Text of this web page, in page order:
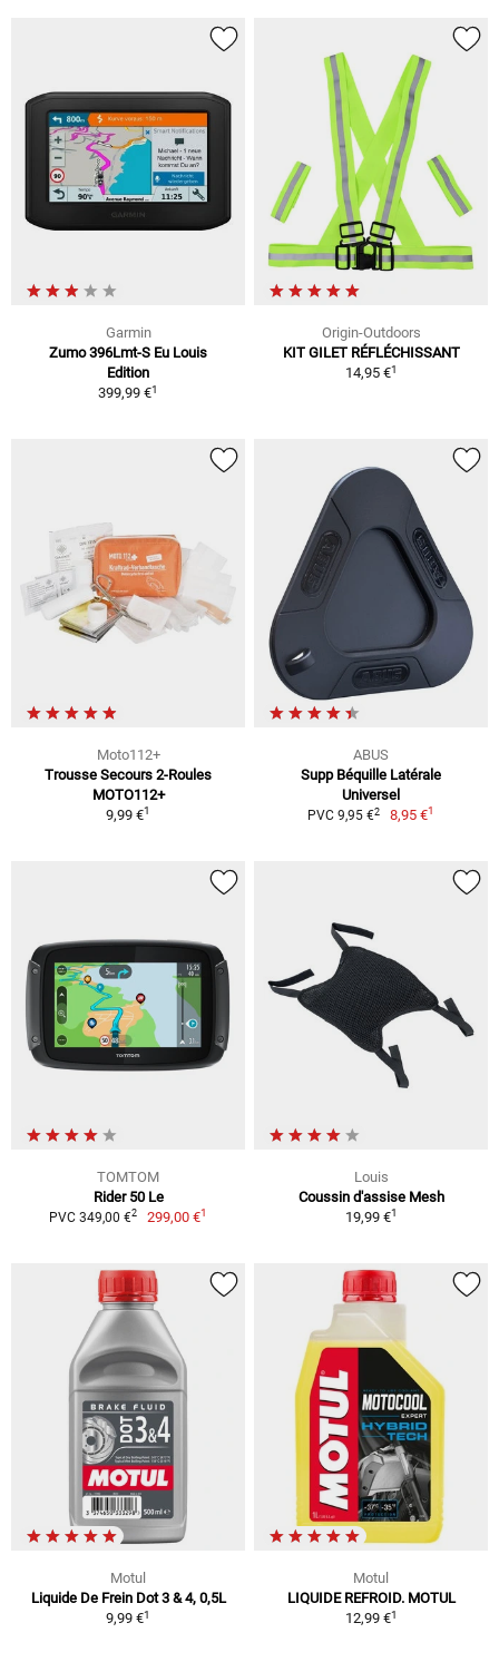
Garmin
Zumo 396Lmt-S Eu Louis
Edition
399,99 €1
Origin-Outdoors
KIT GILET RÉFLÉCHISSANT
14,95 €1
Moto112+
Trousse Secours 2-Roules
MOTO112+
9,99 €1
ABUS
Supp Béquille Latérale
Universel
PVC 9,95 €2 8,95 €1
TOMTOM
Rider 50 Le
PVC 349,00 €2 299,00 €1
Louis
Coussin d'assise Mesh
19,99 €1
Motul
Liquide De Frein Dot 3 & 4, 0,5L
9,99 €1
Motul
LIQUIDE REFROID. MOTUL
12,99 €1